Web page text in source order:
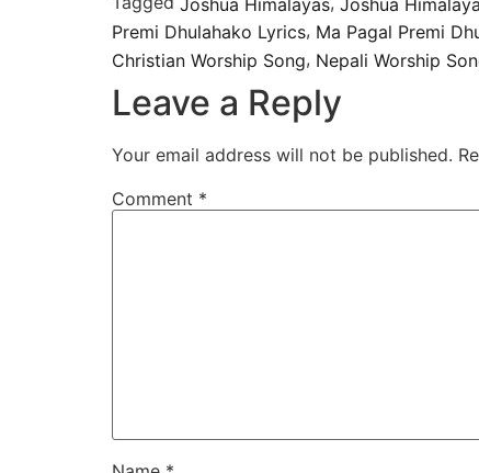
Premi Dhulahako Lyrics, Ma Pagal Premi
Christian Worship Song, Nepali Worship
Leave a Reply
Your email address will not be published.
Comment *